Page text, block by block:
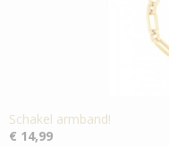
Schakel armband!
€ 14,99